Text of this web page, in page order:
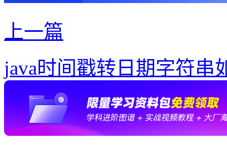
上一篇
java时间戳转日期字符串